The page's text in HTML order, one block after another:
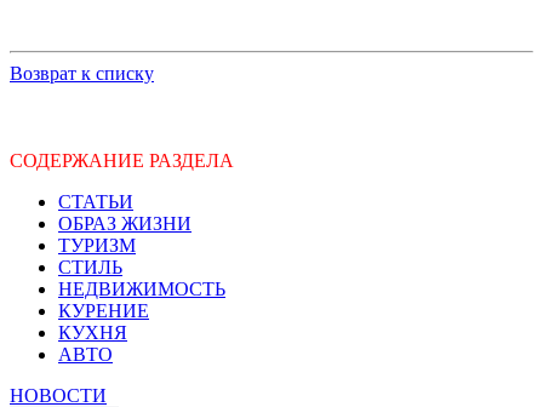
Возврат к списку
СОДЕРЖАНИЕ РАЗДЕЛА
СТАТЬИ
ОБРАЗ ЖИЗНИ
ТУРИЗМ
СТИЛЬ
НЕДВИЖИМОСТЬ
КУРЕНИЕ
КУХНЯ
АВТО
НОВОСТИ